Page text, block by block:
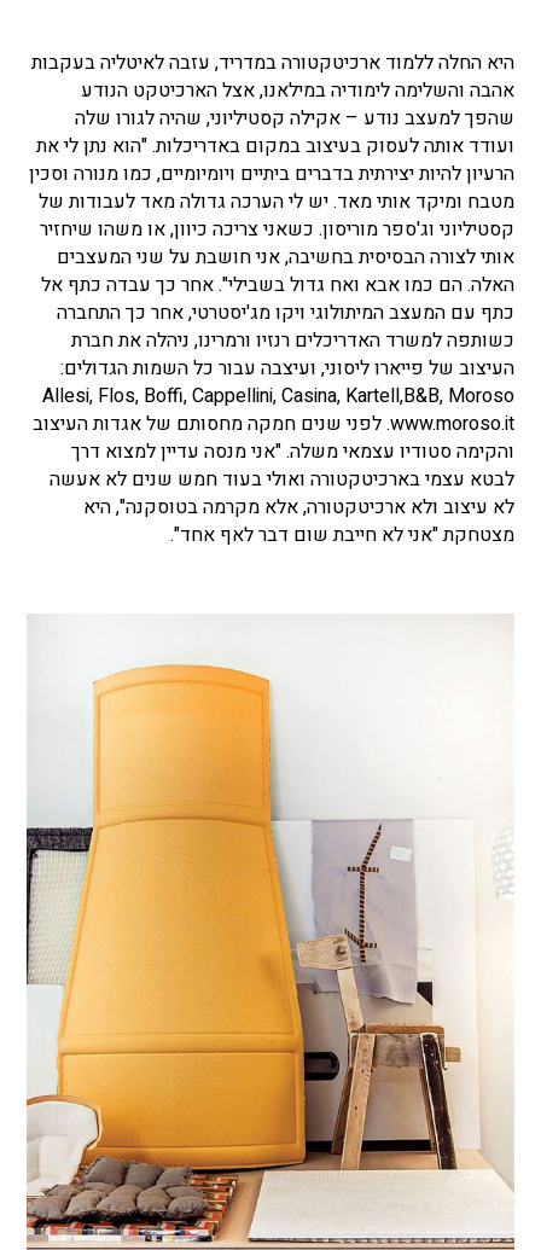
היא החלה ללמוד ארכיטקטורה במדריד, עזבה לאיטליה בעקבות
אהבה והשלימה לימודיה במילאנו, אצל הארכיטקט הנודע
שהפך למעצב נודע – אקילה קסטיליוני, שהיה לגורו שלה
ועודד אותה לעסוק בעיצוב במקום באדריכלות. "הוא נתן לי את
הרעיון להיות יצירתית בדברים ביתיים ויומיומיים, כמו מנורה וסכין
מטבח ומיקד אותי מאד. יש לי הערכה גדולה מאד לעבודות של
קסטיליוני וג'ספר מוריסון. כשאני צריכה כיוון, או משהו שיחזיר
אותי לצורה הבסיסית בחשיבה, אני חושבת על שני המעצבים
האלה. הם כמו אבא ואח גדול בשבילי". אחר כך עבדה כתף אל
כתף עם המעצב המיתולוגי ויקו מג'יסטרטי, אחר כך התחברה
כשותפה למשרד האדריכלים רנזיו ורמרינו, ניהלה את חברת
העיצוב של פייארו ליסוני, ועיצבה עבור כל השמות הגדולים:
Allesi, Flos, Boffi, Cappellini, Casina, Kartell,B&B, Moroso
www.moroso.it. לפני שנים חמקה מחסותם של אגדות העיצוב
והקימה סטודיו עצמאי משלה. "אני מנסה עדיין למצוא דרך
לבטא עצמי בארכיטקטורה ואולי בעוד חמש שנים לא אעשה
לא עיצוב ולא ארכיטקטורה, אלא מקרמה בטוסקנה", היא
מצטחקת "אני לא חייבת שום דבר לאף אחד".